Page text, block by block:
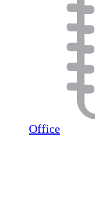
Office